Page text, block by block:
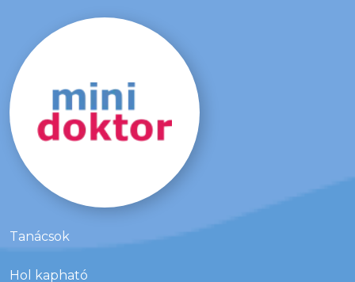
Tanácsok
Hol kapható